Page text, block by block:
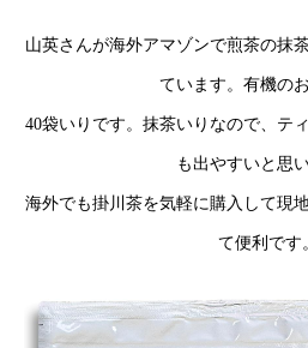
山英さんが海外アマゾンで煎茶の抹
ています。有機の
40袋いりです。抹茶いりなので、テ
も出やすいと思
海外でも掛川茶を気軽に購入して現
て便利です